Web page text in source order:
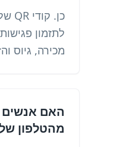
לתזמון
מכירה, גיוס
האם אנשים
מהטלפון